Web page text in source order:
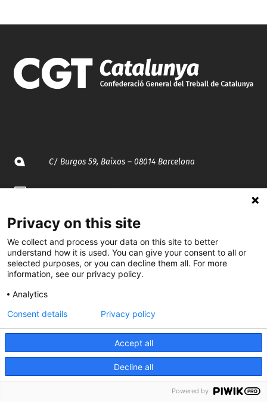
C/ Burgos 59, Baixos – 08014 Barcelona
935 120 481
@CGTCatalunya
cgtcatalunya
Desenvolupat per
Privacy on this site
We collect and process your data on this site to better
understand how it is used. You can give your consent to all or
selected purposes, or you can decline them all. For more
information, see our privacy policy.
Analytics
Accept all
Decline all
Consent details Privacy policy
Powered by